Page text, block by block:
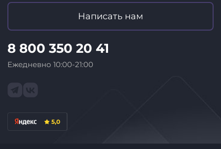
Написать нам
8 800 350 20 41
Ежедневно 10:00-21:00
5,0